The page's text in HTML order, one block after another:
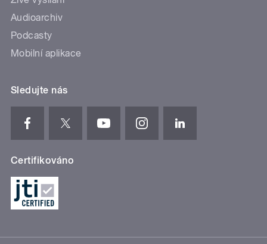
Audioarchiv
Podcasty
Mobilní aplikace
Sledujte nás
Certifikováno